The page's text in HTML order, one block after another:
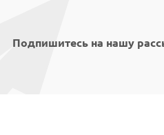
Подпишитесь на нашу